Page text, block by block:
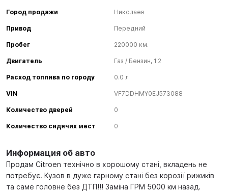
Информация об авто
Продам Citroen технічно в хорошому стані, вкладень не
потребує. Кузов в дуже гарному стані без корозії рижиків
та саме головне без ДТП!!! Заміна ГРМ 5000 км назад.
Город продажи Николаев
Привод Передний
Пробег 220000 км.
Двигатель Газ / Бензин, 1.2
Расход топлива по городу 0.0 л
VIN VF7DDHMY0EJ573088
Количество дверей 0
Количество сидячих мест 0